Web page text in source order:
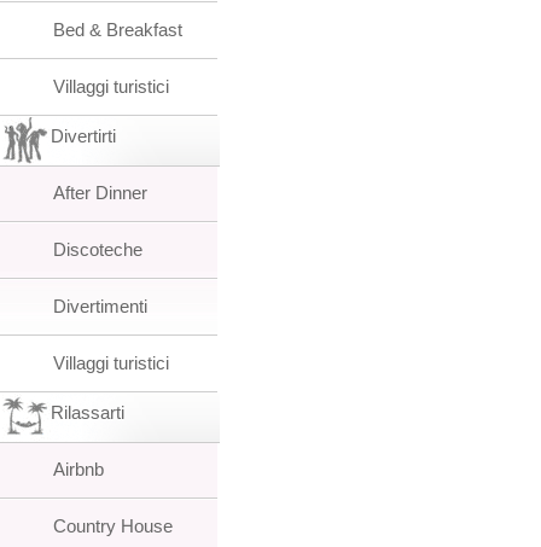
Bed & Breakfast
Villaggi turistici
Divertirti
After Dinner
Discoteche
Divertimenti
Villaggi turistici
Rilassarti
Airbnb
Country House